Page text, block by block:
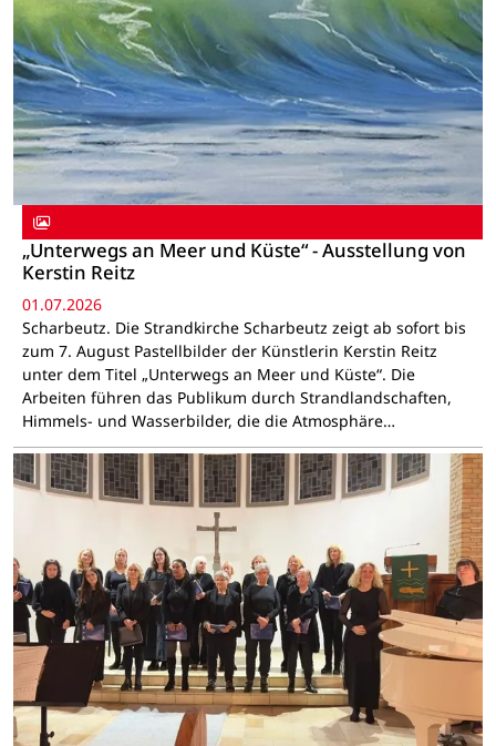
„Unterwegs an Meer und Küste“ - Ausstellung von
Kerstin Reitz
01.07.2026
Scharbeutz. Die Strandkirche Scharbeutz zeigt ab sofort bis
zum 7. August Pastellbilder der Künstlerin Kerstin Reitz
unter dem Titel „Unterwegs an Meer und Küste“. Die
Arbeiten führen das Publikum durch Strandlandschaften,
Himmels- und Wasserbilder, die die Atmosphäre…